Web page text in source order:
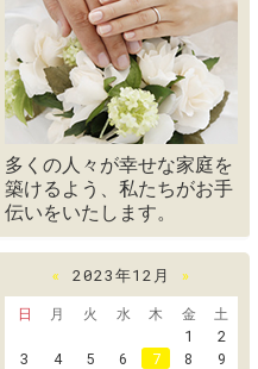
多くの人々が幸せな家庭を
築けるよう、私たちがお手
伝いをいたします。
« 2023年12月
»
日
月 火 水 木 金
土
1
2
3
4 5 6 7 8
9